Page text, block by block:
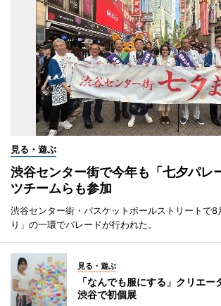
見る・遊ぶ
渋谷センター街で今年も「七夕パ
ツチームらも参加
渋谷センター街・バスケットボールストリートで8
り」の一環でパレードが行われた。
見る・遊ぶ
「なんでも服にする」クリエー
渋谷で初個展